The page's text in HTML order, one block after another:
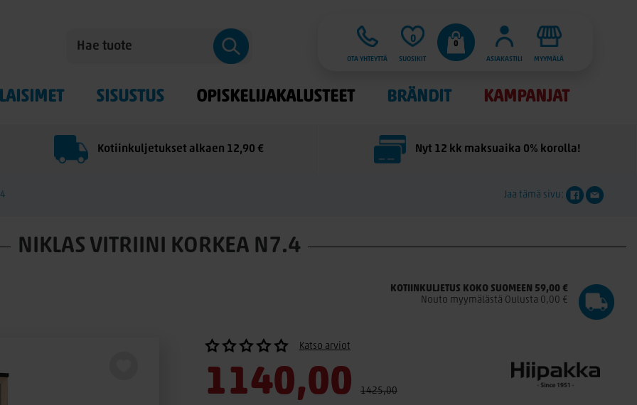
OTA YHTEYTTÄ
0
SUOSIKIT
0
ASIAKASTILI
MYYMÄLÄ
SISUSTUS OPISKELIJAKALUSTEET BRÄNDIT KAMPANJAT
Kotiinkuljetukset alkaen 12,90 € Nyt 12 kk maksuaika 0% korolla!
Jaa tämä sivu:
NIKLAS VITRIINI KORKEA N7.4
KOTIINKULJETUS KOKO SUOMEEN 59,00 €
Nouto myymälästä Oulusta 0,00 €
Katso arviot
1140,00 1425,00